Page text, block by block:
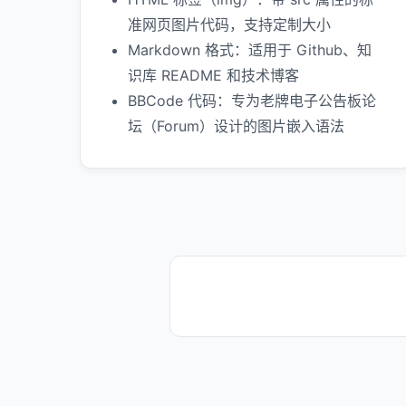
准网页图片代码，支持定制大小
Markdown 格式：适用于 Github、知
识库 README 和技术博客
BBCode 代码：专为老牌电子公告板论
坛（Forum）设计的图片嵌入语法